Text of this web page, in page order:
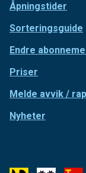
Åpningstider
Sorteringsguide
Endre
Priser
Melde avvik /
Nyheter